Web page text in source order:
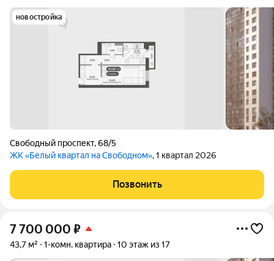
новостройка
Свободный проспект,68/5
ЖК «Белый квартал на Свободном», 1 квартал 2026
Позвонить
7 700 000 ₽
43,7 м² 1-комн. квартира 10 этаж из 17